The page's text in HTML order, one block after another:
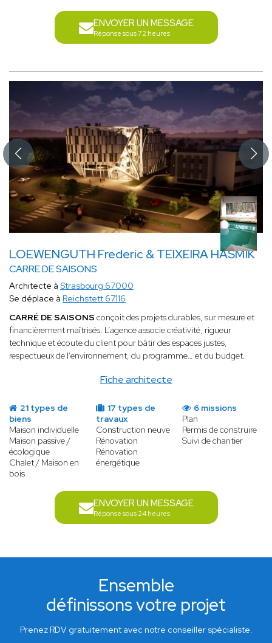
ENVOYER UN MESSAGE
Réponse sous 72 heures
LOEWENGUTH Frederic & TEIXEIRA HASMIK
CARRE DE SAISONS
Fiche architecte
Architecte à Strasbourg 67000
Se déplace à Reichstett 67116
CARRÉ DE SAISONS conçoit des projets durables, sur mesure et
financièrement maîtrisés. L’agence associe créativité, rigueur
technique et écoute du client pour bâtir des espaces justes,
respectueux de l’environnement, du programme… et du budget.
21 types de
biens
Maison individuelle
Maison passive /
écologique
Chalet / Maison en
bois
17 types de
travaux
Construction neuve
Rénovation
Rénovation
énergétique
6 missions
Plan
Permis de construire
Suivi de chantier
ENVOYER UN MESSAGE
Réponse sous 24 heures
Ensemble
définissons votre projet
Prenez RDV gratuitement avec notre conseiller spécialiste.